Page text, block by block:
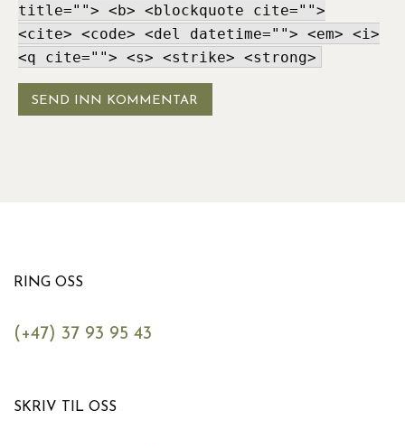
title=""> <b> <blockquote cite="">
<cite> <code> <del datetime=""> <em> <i>
<q cite=""> <s> <strike> <strong>
RING OSS
(+47) 37 93 95 43
SKRIV TIL OSS